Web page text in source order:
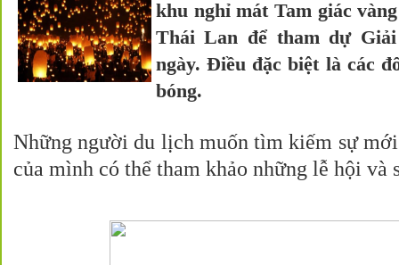
khu nghỉ mát Tam giác
Thái Lan để tham dự
ngày. Điều đặc biệt là các
bóng.
Những người du lịch muốn tìm kiếm sự
của mình có thể tham khảo những lễ hội và